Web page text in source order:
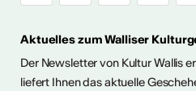
Kunst im Freien so richtig
eine kleine aber feine
im Wallis
Aktuelles zum Walliser
Der Newsletter von Kultur Wallis
liefert Ihnen das aktuelle